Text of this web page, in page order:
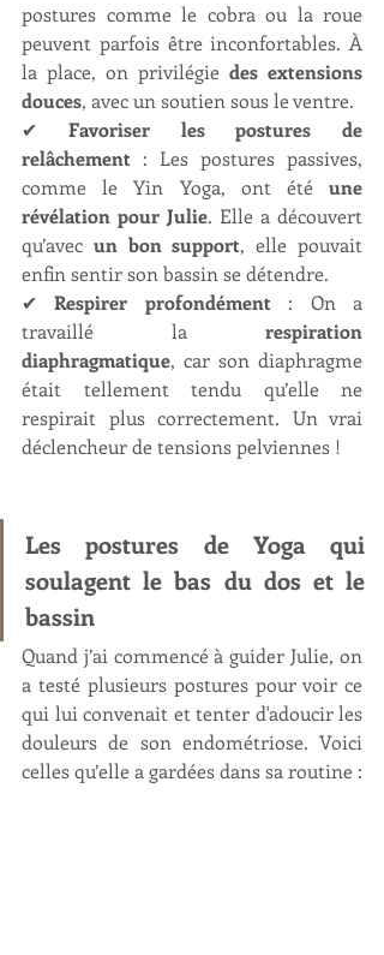
postures comme le cobra ou la roue
peuvent parfois être inconfortables. À
la place, on privilégie des extensions
douces, avec un soutien sous le ventre.
✔ Favoriser les postures de
relâchement : Les postures passives,
comme le Yin Yoga, ont été une
révélation pour Julie. Elle a découvert
qu’avec un bon support, elle pouvait
enfin sentir son bassin se détendre.
✔ Respirer profondément : On a
travaillé la respiration
diaphragmatique, car son diaphragme
était tellement tendu qu’elle ne
respirait plus correctement. Un vrai
déclencheur de tensions pelviennes !
Les postures de Yoga qui
soulagent le bas du dos et le
bassin
Quand j’ai commencé à guider Julie, on
a testé plusieurs postures pour voir ce
qui lui convenait et tenter d'adoucir les
douleurs de son endométriose. Voici
celles qu’elle a gardées dans sa routine :